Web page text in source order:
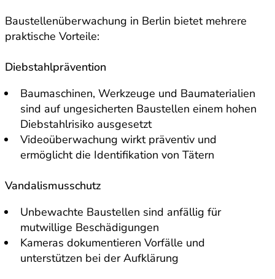
Baustellenüberwachung in Berlin bietet mehrere
praktische Vorteile:
Diebstahlprävention
Baumaschinen, Werkzeuge und Baumaterialien
sind auf ungesicherten Baustellen einem hohen
Diebstahlrisiko ausgesetzt
Videoüberwachung wirkt präventiv und
ermöglicht die Identifikation von Tätern
Vandalismusschutz
Unbewachte Baustellen sind anfällig für
mutwillige Beschädigungen
Kameras dokumentieren Vorfälle und
unterstützen bei der Aufklärung